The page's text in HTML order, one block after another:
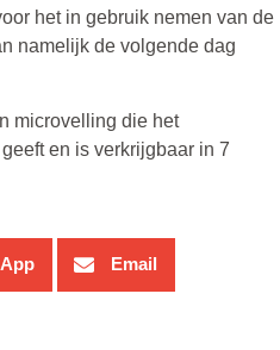
het in gebruik nemen van de
namelijk de volgende dag
microvelling die het
en is verkrijgbaar in 7
Email